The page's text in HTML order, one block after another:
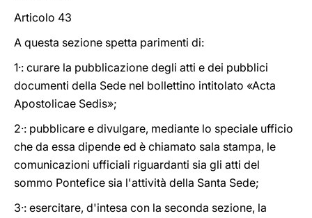
Articolo 43
A questa sezione spetta parimenti di:
1·: curare la pubblicazione degli atti e dei pubblici
documenti della Sede nel bollettino intitolato «Acta
Apostolicae Sedis»;
2·: pubblicare e divulgare, mediante lo speciale ufficio
che da essa dipende ed è chiamato sala stampa, le
comunicazioni ufficiali riguardanti sia gli atti del
sommo Pontefice sia l'attività della Santa Sede;
3·: esercitare, d'intesa con la seconda sezione, la